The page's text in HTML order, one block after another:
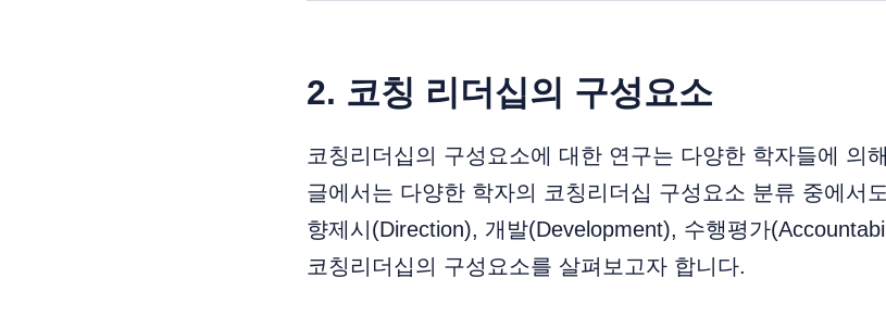
2. 코칭 리더십의 구성요소
코칭리더십의 구성요소에 대한 연구는 다양한 학자들에 의
글에서는 다양한 학자의 코칭리더십 구성요소 분류 중에서
향제시(Direction), 개발(Development), 수행평가
코칭리더십의 구성요소를 살펴보고자 합니다.